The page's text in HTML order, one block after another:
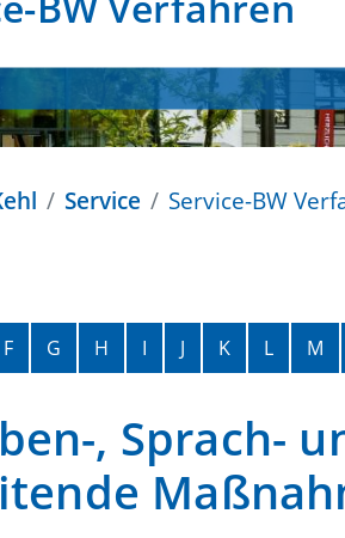
Service Service-BW
überspringen
F G H I J K L M
, Sprach-